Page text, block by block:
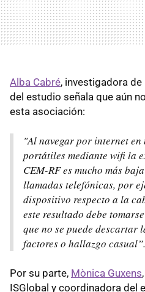
Alba Cabré, investigadora
del estudio señala que aún
esta asociación:
"Al navegar por internet en
portátiles mediante wifi la
CEM-RF es mucho más
llamadas telefónicas, por
dispositivo respecto a la
este resultado debe
que no se puede descartar
factores o hallazgo casual”.
Por su parte, Mònica Guxens
ISGlobal y coordinadora del